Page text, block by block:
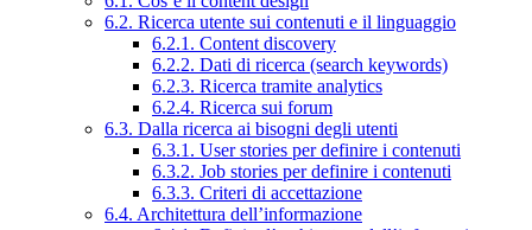
6.2. Ricerca utente sui contenuti e il linguaggio
6.2.1. Content discovery
6.2.2. Dati di ricerca (search keywords)
6.2.3. Ricerca tramite analytics
6.2.4. Ricerca sui forum
6.3. Dalla ricerca ai bisogni degli utenti
6.3.1. User stories per definire i contenuti
6.3.2. Job stories per definire i contenuti
6.3.3. Criteri di accettazione
6.4. Architettura dell’informazione